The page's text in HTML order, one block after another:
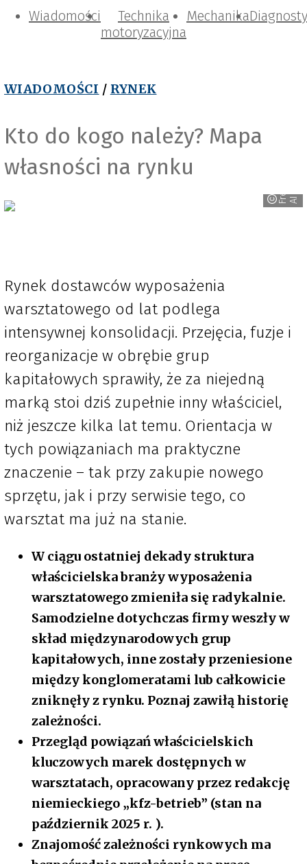
Wiadomości
Technika
motoryzacyjna
Mechanika
WIADOMOŚCI / RYNEK
Kto do kogo należy? Mapa
własności na rynku
Fr
e
e
p
i
k
AI
Rynek dostawców wyposażenia
warsztatowego od lat podlega
intensywnej konsolidacji. Przejęcia, fuzje i
reorganizacje w obrębie grup
kapitałowych sprawiły, że za niejedną
marką stoi dziś zupełnie inny właściciel,
niż jeszcze kilka lat temu. Orientacja w
tych powiązaniach ma praktyczne
znaczenie – tak przy zakupie nowego
sprzętu, jak i przy serwisie tego, co
warsztat ma już na stanie.
W ciągu ostatniej dekady struktura
właścicielska branży wyposażenia
warsztatowego zmieniła się radykalnie.
Samodzielne dotychczas firmy weszły w
skład międzynarodowych grup
kapitałowych, inne zostały przeniesione
między konglomeratami lub całkowicie
zniknęły z rynku. Poznaj zawiłą historię
zależności.
Przegląd powiązań właścicielskich
kluczowych marek dostępnych w
warsztatach, opracowany przez redakcję
niemieckiego „kfz-betrieb” (stan na
październik 2025 r. ).
Znajomość zależności rynkowych ma